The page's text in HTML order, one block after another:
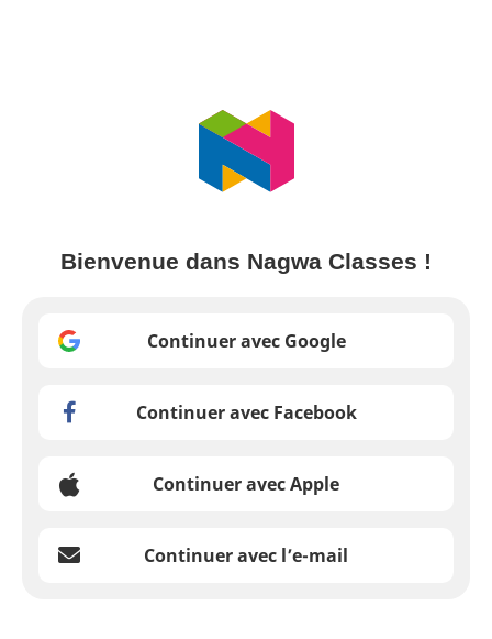
Bienvenue dans Nagwa Classes !
Continuer avec Google
Continuer avec Facebook
Continuer avec Apple
Continuer avec l’e-mail